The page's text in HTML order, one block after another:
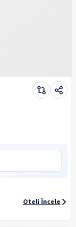
Oteli İncele